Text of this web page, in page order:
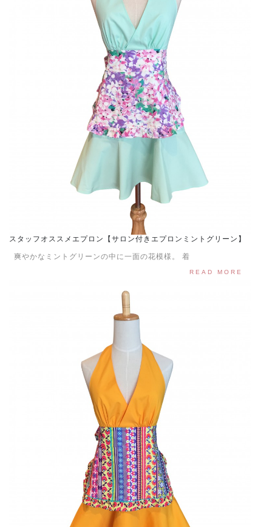
スタッフオススメエプロン【サロン付きエプロンミントグリーン】
爽やかなミントグリーンの中に一面の花模様。 着
READ MORE